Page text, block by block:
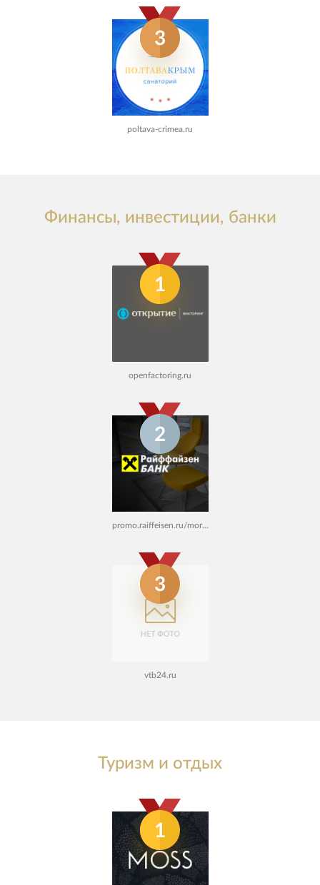
3
poltava-crimea.ru
Финансы, инвестиции, банки
1
openfactoring.ru
2
promo.raiffeisen.ru/mortgage
3
vtb24.ru
Туризм и отдых
1